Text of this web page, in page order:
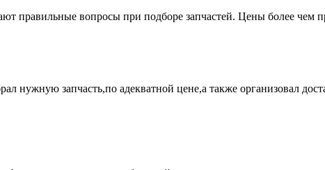
правильные вопросы при подборе запчастей. Цены более чем
нужную запчасть,по адекватной цене,а также организовал